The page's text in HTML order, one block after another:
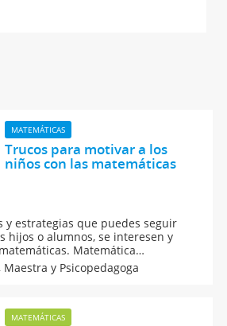
MATEMÁTICAS
Trucos para motivar a los
niños con las matemáticas
y estrategias que puedes seguir
hijos o alumnos, se interesen y
Matemática
niños. Cómo fomentar las
de los niños de una forma
Maestra y Psicopedagoga
MATEMÁTICAS